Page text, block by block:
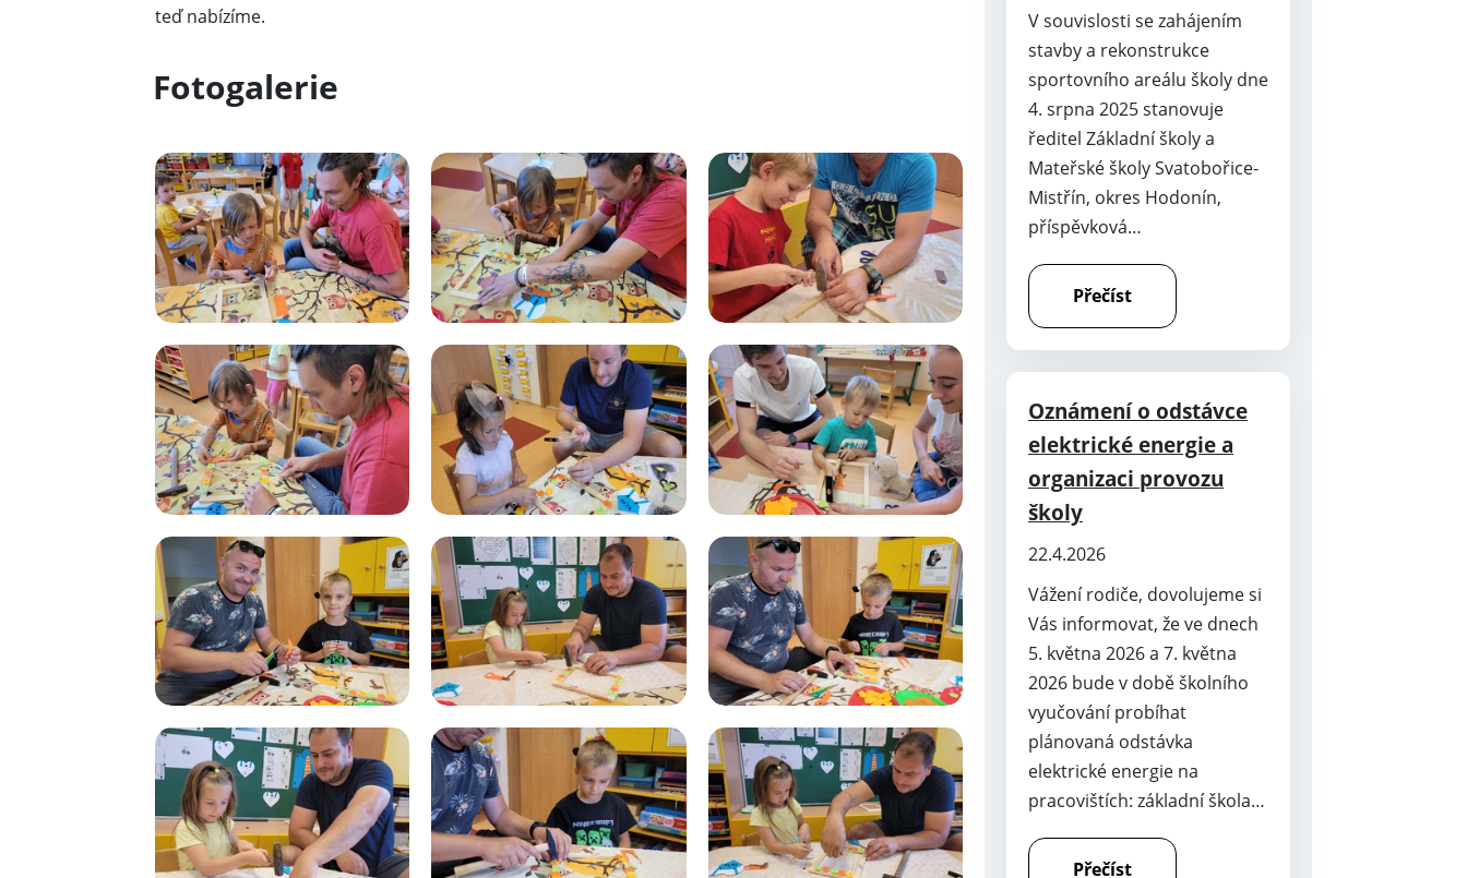
teď nabízíme.
Fotogalerie
V souvislosti se zahájením
stavby a rekonstrukce
sportovního areálu školy dne
4. srpna 2025 stanovuje
ředitel Základní školy a
Mateřské školy Svatobořice-
Mistřín, okres Hodonín,
příspěvková…
Přečíst
Oznámení o odstávce
elektrické energie a
organizaci provozu
školy
22.4.2026
Vážení rodiče, dovolujeme si
Vás informovat, že ve dnech
5. května 2026 a 7. května
2026 bude v době školního
vyučování probíhat
plánovaná odstávka
elektrické energie na
pracovištích: základní škola…
Přečíst